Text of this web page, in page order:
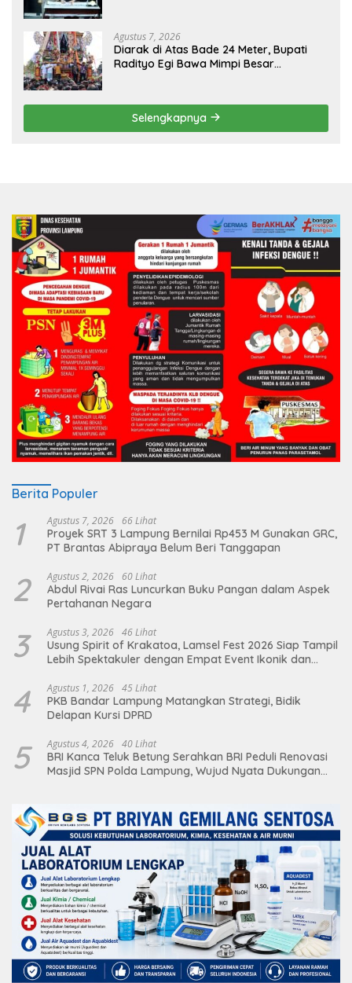
Agustus 7, 2026
Diarak di Atas Bade 24 Meter, Bupati
Radityo Egi Bawa Mimpi Besar
Selengkapnya
Berita Populer
1 Agustus 7, 2026 66 Lihat
Proyek SRT 3 Lampung Bernilai Rp453 M Gunakan GRC,
PT Brantas Abipraya Belum Beri Tanggapan
2 Agustus 2, 2026 60 Lihat
Abdul Rivai Ras Luncurkan Buku Pangan dalam Aspek
Pertahanan Negara
3 Agustus 3, 2026 46 Lihat
Usung Spirit of Krakatoa, Lamsel Fest 2026 Siap Tampil
Lebih Spektakuler dengan Empat Event Ikonik dan
4 Agustus 1, 2026 45 Lihat
PKB Bandar Lampung Matangkan Strategi, Bidik
Delapan Kursi DPRD
5 Agustus 4, 2026 40 Lihat
BRI Kanca Teluk Betung Serahkan BRI Peduli Renovasi
Masjid SPN Polda Lampung, Wujud Nyata Dukungan